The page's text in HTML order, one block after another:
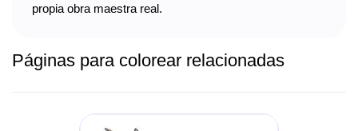
propia obra maestra real.
Páginas para colorear relacionadas